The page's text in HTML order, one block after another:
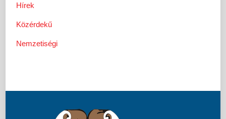
Hírek
Közérdekű
Nemzetiségi